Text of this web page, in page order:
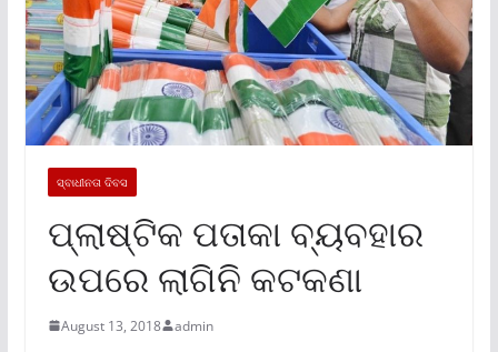
ସ୍ବାଧୀନତା ଦିବସ
ପ୍ଲାଷ୍ଟିକ ପତାକା ବ୍ୟବହାର
ଉପରେ ଲାଗିନି କଟକଣା
August 13, 2018 admin